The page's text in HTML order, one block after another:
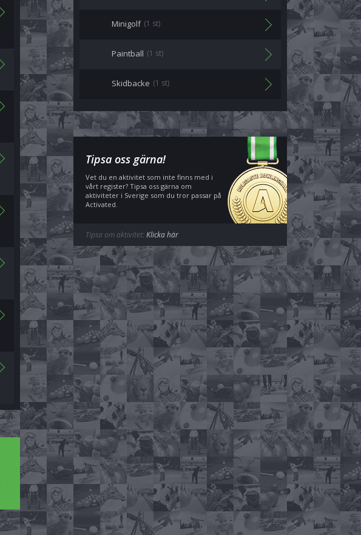
Minigolf (1 st)
Paintball (1 st)
Skidbacke (1 st)
Tipsa oss gärna!
Vet du en aktivitet som inte finns med i
vårt register? Tipsa oss gärna om
aktiviteter i Sverige som du tror passar på
Activated.
Tipsa om aktivitet:Klicka här